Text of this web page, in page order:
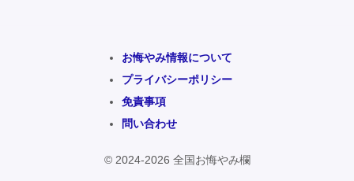
お悔やみ情報について
プライバシーポリシー
免責事項
問い合わせ
© 2024-2026 全国お悔やみ欄